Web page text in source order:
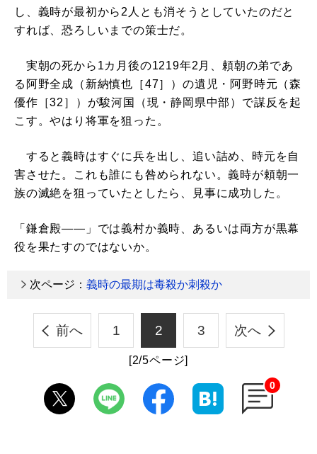
し、義時が最初から2人とも消そうとしていたのだと
すれば、恐ろしいまでの策士だ。
実朝の死から1カ月後の1219年2月、頼朝の弟であ
る阿野全成（新納慎也［47］）の遺児・阿野時元（森
優作［32］）が駿河国（現・静岡県中部）で謀反を起
こす。やはり将軍を狙った。
すると義時はすぐに兵を出し、追い詰め、時元を自
害させた。これも誰にも咎められない。義時が頼朝一
族の滅絶を狙っていたとしたら、見事に成功した。
「鎌倉殿――」では義村か義時、あるいは両方が黒幕
役を果たすのではないか。
次ページ： 義時の最期は毒殺か刺殺か
前へ 1 2 3 次へ
[2/5ページ]
0